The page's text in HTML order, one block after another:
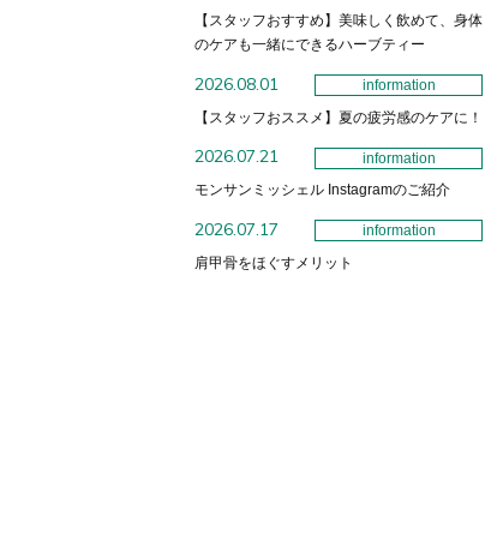
【スタッフおすすめ】美味しく飲めて、身体
のケアも一緒にできるハーブティー
2026.08.01
information
【スタッフおススメ】夏の疲労感のケアに！
2026.07.21
information
モンサンミッシェル Instagramのご紹介
2026.07.17
information
肩甲骨をほぐすメリット